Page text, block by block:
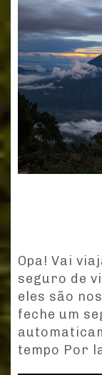
Opa! Vai
seguro de
eles são
feche um
tempo Por